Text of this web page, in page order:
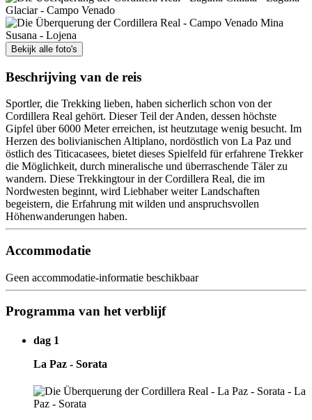
Bekijk alle foto's
Beschrijving van de reis
Sportler, die Trekking lieben, haben sicherlich schon von der
Cordillera Real gehört. Dieser Teil der Anden, dessen höchste
Gipfel über 6000 Meter erreichen, ist heutzutage wenig besucht. Im
Herzen des bolivianischen Altiplano, nordöstlich von La Paz und
östlich des Titicacasees, bietet dieses Spielfeld für erfahrene Trekker
die Möglichkeit, durch mineralische und überraschende Täler zu
wandern. Diese Trekkingtour in der Cordillera Real, die im
Nordwesten beginnt, wird Liebhaber weiter Landschaften
begeistern, die Erfahrung mit wilden und anspruchsvollen
Höhenwanderungen haben.
Accommodatie
Geen accommodatie-informatie beschikbaar
Programma van het verblijf
dag 1
La Paz - Sorata